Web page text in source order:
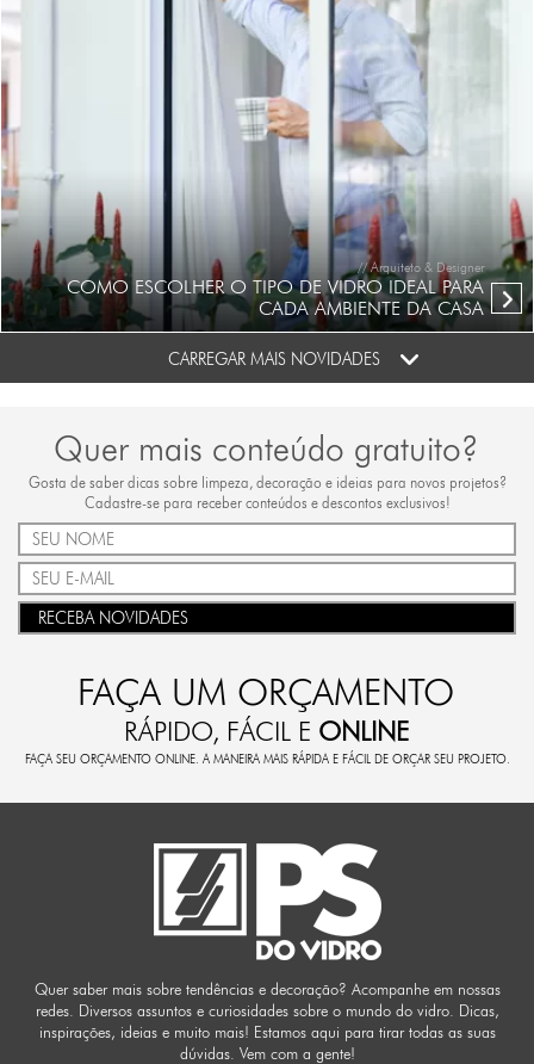
// Arquiteto & Designer
COMO ESCOLHER O TIPO DE VIDRO IDEAL PARA
CADA AMBIENTE DA CASA
CARREGAR MAIS NOVIDADES
Quer mais conteúdo gratuito?
Gosta de saber dicas sobre limpeza, decoração e ideias para novos projetos?
Cadastre-se para receber conteúdos e descontos exclusivos!
RECEBA NOVIDADES
FAÇA UM ORÇAMENTO
RÁPIDO, FÁCIL E ONLINE
FAÇA SEU ORÇAMENTO ONLINE. A MANEIRA MAIS RÁPIDA E FÁCIL DE ORÇAR SEU PROJETO.
Quer saber mais sobre tendências e decoração? Acompanhe em nossas
redes. Diversos assuntos e curiosidades sobre o mundo do vidro. Dicas,
inspirações, ideias e muito mais! Estamos aqui para tirar todas as suas
dúvidas. Vem com a gente!